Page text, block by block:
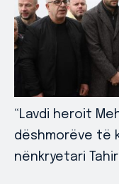
“Lavdi heroit
dëshmorëve të
nënkryetari